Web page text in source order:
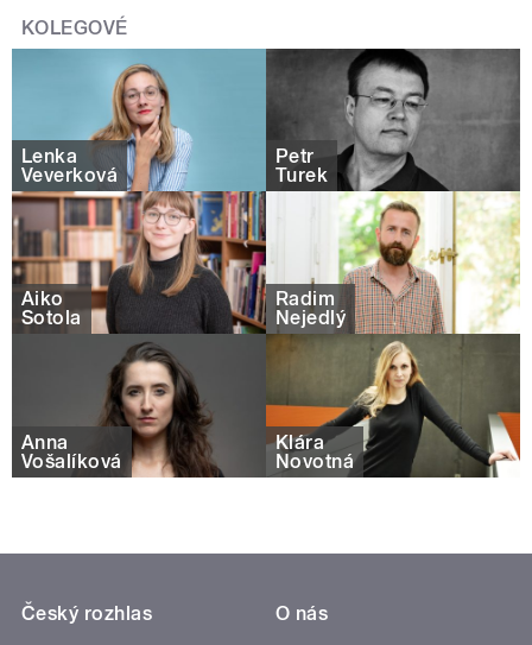
KOLEGOVÉ
Lenka
Veverková
Petr
Turek
Aiko
Šotola
Radim
Nejedlý
Anna
Vošalíková
Klára
Novotná
Český rozhlas
O nás